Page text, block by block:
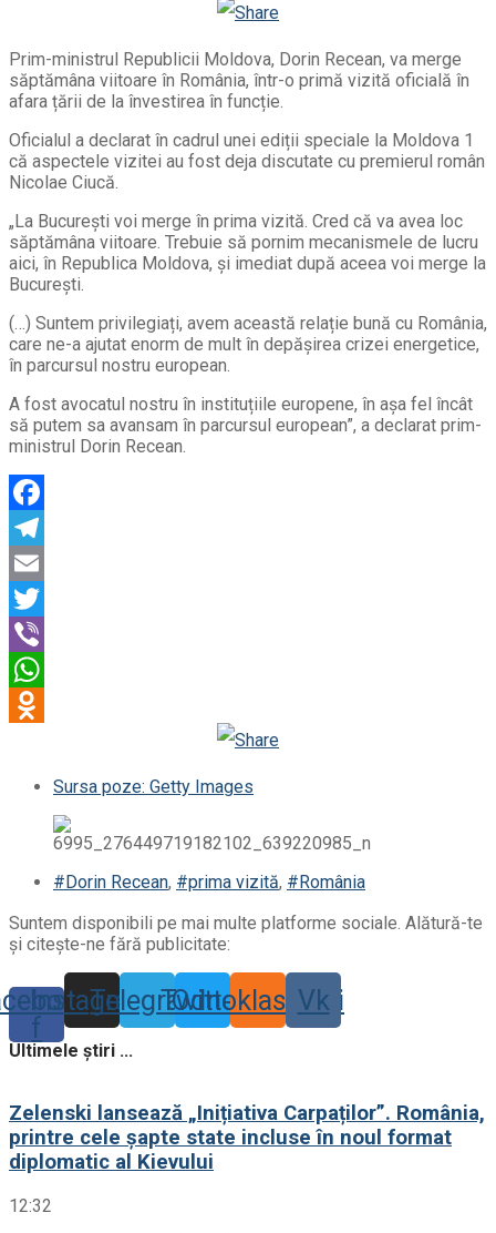
Odnoklassniki
Prim-ministrul Republicii Moldova, Dorin Recean, va merge
săptămâna viitoare în România, într-o primă vizită oficială în
afara țării de la învestirea în funcție.
Oficialul a declarat în cadrul unei ediții speciale la Moldova 1
că aspectele vizitei au fost deja discutate cu premierul român
Nicolae Ciucă.
„La București voi merge în prima vizită. Cred că va avea loc
săptămâna viitoare. Trebuie să pornim mecanismele de lucru
aici, în Republica Moldova, și imediat după aceea voi merge la
București.
(…) Suntem privilegiați, avem această relație bună cu România,
care ne-a ajutat enorm de mult în depășirea crizei energetice,
în parcursul nostru european.
A fost avocatul nostru în instituțiile europene, în așa fel încât
să putem sa avansam în parcursul european”, a declarat prim-
ministrul Dorin Recean.
Odnoklassniki
Sursa poze: Getty Images
#Dorin Recean, #prima vizită, #România
Suntem disponibili pe mai multe platforme sociale. Alătură-te
și citește-ne fără publicitate:
f
Instagram
TelegramTwitter
Odnoklassniki
Vk
Ultimele știri ...
Zelenski lansează „Inițiativa Carpaților”. România,
printre cele șapte state incluse în noul format
diplomatic al Kievului
12:32